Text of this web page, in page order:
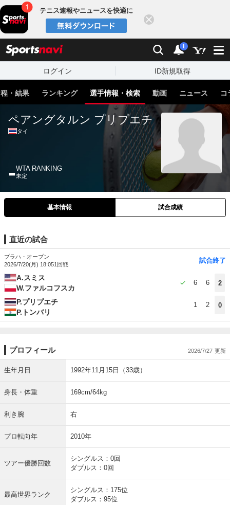
テニス速報やニュースを快適に
検索 通知
i
ログイン ID新規取得
・結果 ランキング 選手情報・検索 動画 ニュース コ
ペアングタルン プリプエチ
タイ
-WTA RANKING
未定
基本情報 試合成績
直近の試合
プラハ・オープン
2026/7/20(月) 18:051回戦 試合終了
A.スミス
W.ファルコフスカ
6 6 2
P.プリプエチ
P.トンバリ
1 2 0
プロフィール 2026/7/27
生年月日 1992年11月15日（33歳）
身長・体重 169cm/64kg
利き腕 右
プロ転向年 2010年
ツアー優勝回数
シングルス：0回
ダブルス：0回
最高世界ランク
シングルス：175位
ダブルス：95位